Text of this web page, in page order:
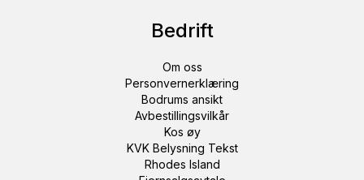
Bedrift
Om oss
Personvernerklæring
Bodrums ansikt
Avbestillingsvilkår
Kos øy
KVK Belysning Tekst
Rhodes Island